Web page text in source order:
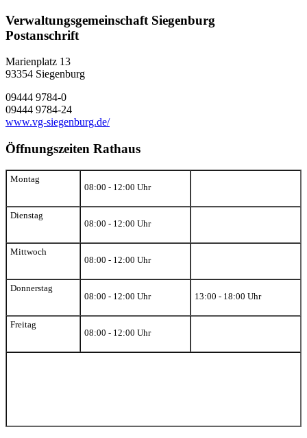
Verwaltungsgemeinschaft Siegenburg
Postanschrift
Marienplatz 13
93354 Siegenburg
09444 9784-0
09444 9784-24
www.vg-siegenburg.de/
Öffnungszeiten Rathaus
Montag
08:00 - 12:00 Uhr
Dienstag
08:00 - 12:00 Uhr
Mittwoch
08:00 - 12:00 Uhr
Donnerstag
08:00 - 12:00 Uhr
13:00 - 18:00 Uhr
Freitag
08:00 - 12:00 Uhr